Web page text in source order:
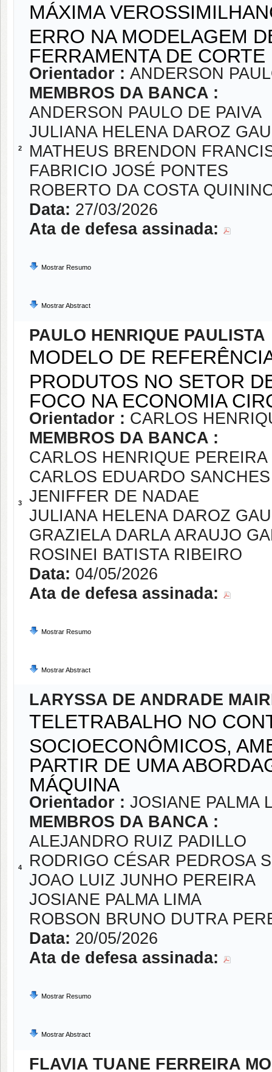
2
MÁXIMA
ERRO NA MODELAGEM
FERRAMENTA DE
Orientador : ANDERSON
MEMBROS DA BANCA :
ANDERSON PAULO DE PAIVA
JULIANA HELENA DAROZ
MATHEUS BRENDON
FABRICIO JOSÉ PONTES
ROBERTO DA COSTA
Data: 27/03/2026
Ata de defesa assinada:
Mostrar Resumo
Mostrar Abstract
3
PAULO HENRIQUE PAULISTA
MODELO DE
PRODUTOS NO SETOR
FOCO NA ECONOMIA
Orientador : CARLOS
MEMBROS DA BANCA :
CARLOS HENRIQUE PEREIRA
CARLOS EDUARDO
JENIFFER DE NADAE
JULIANA HELENA DAROZ
GRAZIELA DARLA ARAUJO
ROSINEI BATISTA RIBEIRO
Data: 04/05/2026
Ata de defesa assinada:
Mostrar Resumo
Mostrar Abstract
4
LARYSSA DE ANDRADE
TELETRABALHO NO
SOCIOECONÔMICOS,
PARTIR DE UMA
MÁQUINA
Orientador : JOSIANE PALMA
MEMBROS DA BANCA :
ALEJANDRO RUIZ PADILLO
RODRIGO CÉSAR PEDROSA
JOAO LUIZ JUNHO PEREIRA
JOSIANE PALMA LIMA
ROBSON BRUNO DUTRA
Data: 20/05/2026
Ata de defesa assinada:
Mostrar Resumo
Mostrar Abstract
FLAVIA TUANE FERREIRA